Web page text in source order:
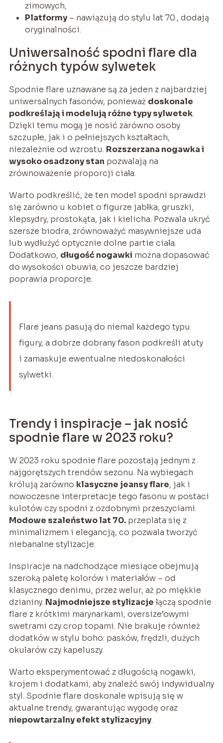
zimowych,
Platformy– nawiązują do stylu lat 70., dodają
oryginalności.
Uniwersalność spodni flare dla
różnych typów sylwetek
Spodnie flare uznawane są za jeden z najbardziej
uniwersalnych fasonów, ponieważ doskonale
podkreślają i modelują różne typy sylwetek.
Dzięki temu mogą je nosić zarówno osoby
szczupłe, jak i o pełniejszych kształtach,
niezależnie od wzrostu. Rozszerzana nogawka i
wysoko osadzony stan pozwalają na
zrównoważenie proporcji ciała.
Warto podkreślić, że ten model spodni sprawdzi
się zarówno u kobiet o figurze jabłka, gruszki,
klepsydry, prostokąta, jak i kielicha. Pozwala ukryć
szersze biodra, zrównoważyć masywniejsze uda
lub wydłużyć optycznie dolne partie ciała.
Dodatkowo, długość nogawki można dopasować
do wysokości obuwia, co jeszcze bardziej
poprawia proporcje.
Flare jeans pasują do niemal każdego typu
figury, a dobrze dobrany fason podkreśli atuty
i zamaskuje ewentualne niedoskonałości
sylwetki.
Trendy i inspiracje – jak nosić
spodnie flare w 2023 roku?
W 2023 roku spodnie flare pozostają jednym z
najgorętszych trendów sezonu. Na wybiegach
królują zarówno klasyczne jeansy flare, jak i
nowoczesne interpretacje tego fasonu w postaci
kulotów czy spodni z ozdobnymi przeszyciami.
Modowe szaleństwo lat 70.przeplata się z
minimalizmem i elegancją, co pozwala tworzyć
niebanalne stylizacje.
Inspiracje na nadchodzące miesiące obejmują
szeroką paletę kolorów i materiałów – od
klasycznego denimu, przez welur, aż po miękkie
dzianiny. Najmodniejsze stylizacje łączą spodnie
flare z krótkimi marynarkami, oversize’owymi
swetrami czy crop topami. Nie brakuje również
dodatków w stylu boho: pasków, frędzli, dużych
okularów czy kapeluszy.
Warto eksperymentować z długością nogawki,
krojem i dodatkami, aby znaleźć swój indywidualny
styl. Spodnie flare doskonale wpisują się w
aktualne trendy, gwarantując wygodę oraz
niepowtarzalny efekt stylizacyjny.